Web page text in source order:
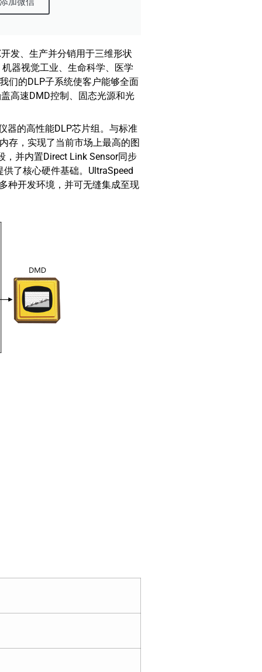
发、生产并分销用于三维形状
器视觉工业、生命科学、医学
们的DLP子系统使客户能够全面
高速DMD控制、固态光源和光
器的高性能DLP芯片组。与标准
存，实现了当前市场上最高的图
并内置Direct Link Sensor同步
了核心硬件基础。UltraSpeed
种开发环境，并可无缝集成至现